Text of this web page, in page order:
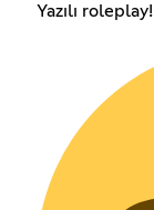
Yazılı roleplay!